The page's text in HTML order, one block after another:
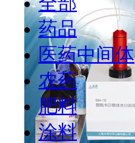
药品
医药中间体
农药
肥料
涂料